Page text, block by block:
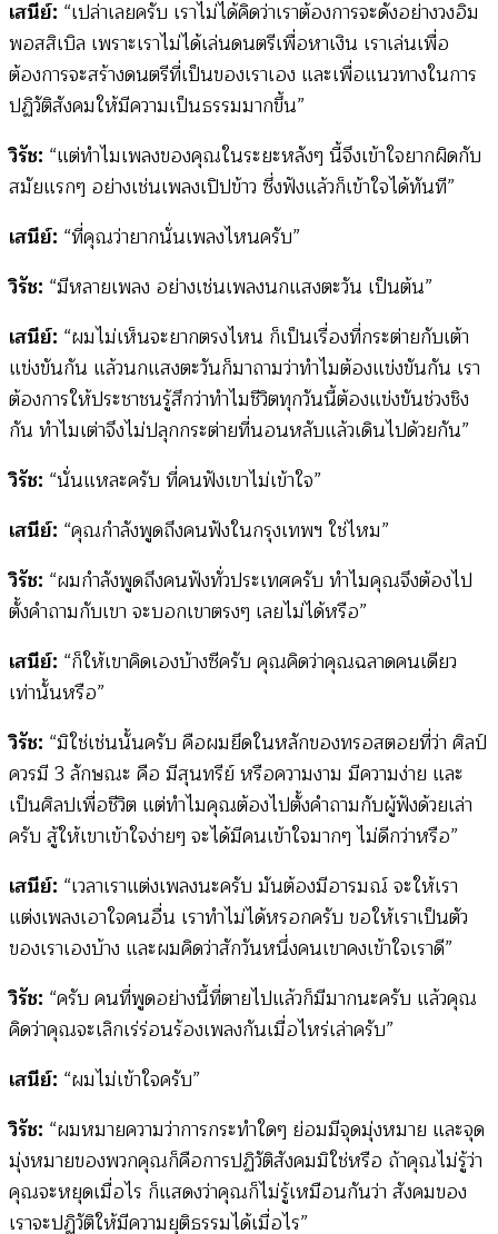
เสนีย์: “เปล่าเลยครับ เราไม่ได้คิดว่าเราต้องการจะดังอย่างวงอิม
พอสสิเบิล เพราะเราไม่ได้เล่นดนตรีเพื่อหาเงิน เราเล่นเพื่อ
ต้องการจะสร้างดนตรีที่เป็นของเราเอง และเพื่อแนวทางในการ
ปฏิวัติสังคมให้มีความเป็นธรรมมากขึ้น”
วิรัช: “แต่ทำไมเพลงของคุณในระยะหลังๆ นี้จึงเข้าใจยากผิดกับ
สมัยแรกๆ อย่างเช่นเพลงเปิปข้าว ซึ่งฟังแล้วก็เข้าใจได้ทันที”
เสนีย์: “ที่คุณว่ายากนั่นเพลงไหนครับ”
วิรัช: “มีหลายเพลง อย่างเช่นเพลงนกแสงตะวัน เป็นต้น”
เสนีย์: “ผมไม่เห็นจะยากตรงไหน ก็เป็นเรื่องที่กระต่ายกับเต้า
แข่งขันกัน แล้วนกแสงตะวันก็มาถามว่าทำไมต้องแข่งขันกัน เรา
ต้องการให้ประชาชนรู้สึกว่าทำไมชีวิตทุกวันนี้ต้องแข่งขันช่วงชิง
กัน ทำไมเต่าจึงไม่ปลุกกระต่ายที่นอนหลับแล้วเดินไปด้วยกัน”
วิรัช: “นั่นแหละครับ ที่คนฟังเขาไม่เข้าใจ”
เสนีย์: “คุณกำลังพูดถึงคนฟังในกรุงเทพฯ ใช่ไหม”
วิรัช: “ผมกำลังพูดถึงคนฟังทั่วประเทศครับ ทำไมคุณจึงต้องไป
ตั้งคำถามกับเขา จะบอกเขาตรงๆ เลยไม่ได้หรือ”
เสนีย์: “ก็ให้เขาคิดเองบ้างซีครับ คุณคิดว่าคุณฉลาดคนเดียว
เท่านั้นหรือ”
วิรัช: “มิใช่เช่นนั้นครับ คือผมยึดในหลักของทรอสตอยที่ว่า ศิลป์
ควรมี 3 ลักษณะ คือ มีสุนทรีย์ หรือความงาม มีความง่าย และ
เป็นศิลปเพื่อชีวิต แต่ทำไมคุณต้องไปตั้งคำถามกับผู้ฟังด้วยเล่า
ครับ สู้ให้เขาเข้าใจง่ายๆ จะได้มีคนเข้าใจมากๆ ไม่ดีกว่าหรือ”
เสนีย์: “เวลาเราแต่งเพลงนะครับ มันต้องมีอารมณ์ จะให้เรา
แต่งเพลงเอาใจคนอื่น เราทำไม่ได้หรอกครับ ขอให้เราเป็นตัว
ของเราเองบ้าง และผมคิดว่าสักวันหนึ่งคนเขาคงเข้าใจเราดี”
วิรัช: “ครับ คนที่พูดอย่างนี้ที่ตายไปแล้วก็มีมากนะครับ แล้วคุณ
คิดว่าคุณจะเลิกเร่ร่อนร้องเพลงกันเมื่อไหร่เล่าครับ”
เสนีย์: “ผมไม่เข้าใจครับ”
วิรัช: “ผมหมายความว่าการกระทำใดๆ ย่อมมีจุดมุ่งหมาย และจุด
มุ่งหมายของพวกคุณก็คือการปฏิวัติสังคมมิใช่หรือ ถ้าคุณไม่รู้ว่า
คุณจะหยุดเมื่อไร ก็แสดงว่าคุณก็ไม่รู้เหมือนกันว่า สังคมของ
เราจะปฏิวัติให้มีความยุติธรรมได้เมื่อไร”